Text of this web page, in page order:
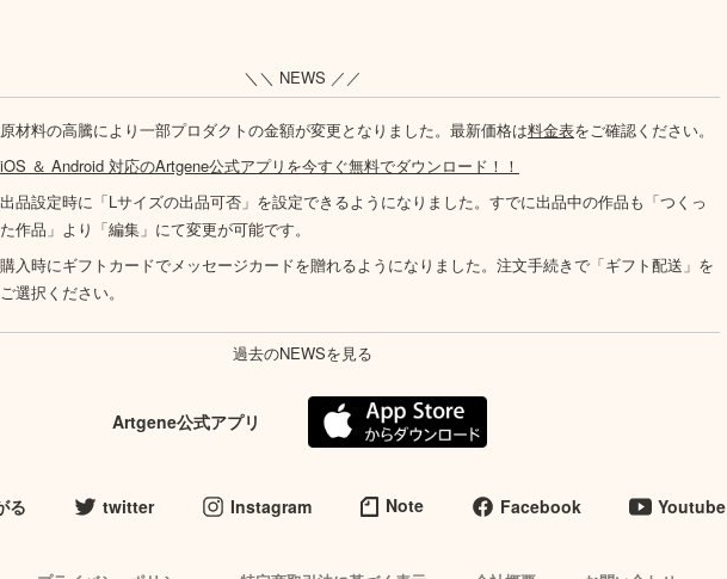
＼＼ NEWS ／／
原材料の高騰により一部プロダクトの金額が変更となりました。最新価格は料金表をご確認ください。
iOS ＆ Android 対応のArtgene公式アプリを今すぐ無料でダウンロード！！
出品設定時に「Lサイズの出品可否」を設定できるようになりました。すでに出品中の作品も「つくっ
た作品」より「編集」にて変更が可能です。
購入時にギフトカードでメッセージカードを贈れるようになりました。注文手続きで「ギフト配送」を
ご選択ください。
過去のNEWSを見る
Artgene公式アプリ
る twitter Instagram Note Facebook Youtube